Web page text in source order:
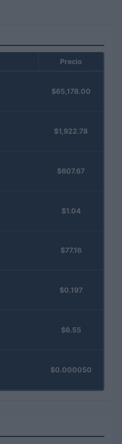
Precio
$65,178.00
$1,922.78
$607.67
$1.04
$77.16
$0.197
$6.55
$0.000050